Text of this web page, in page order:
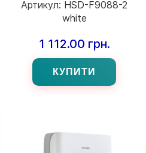
INSPIRE Serie
навісний на 800 мл
білий
Артикул: HSD-F9088-2
white
1 112.00 грн.
КУПИТИ